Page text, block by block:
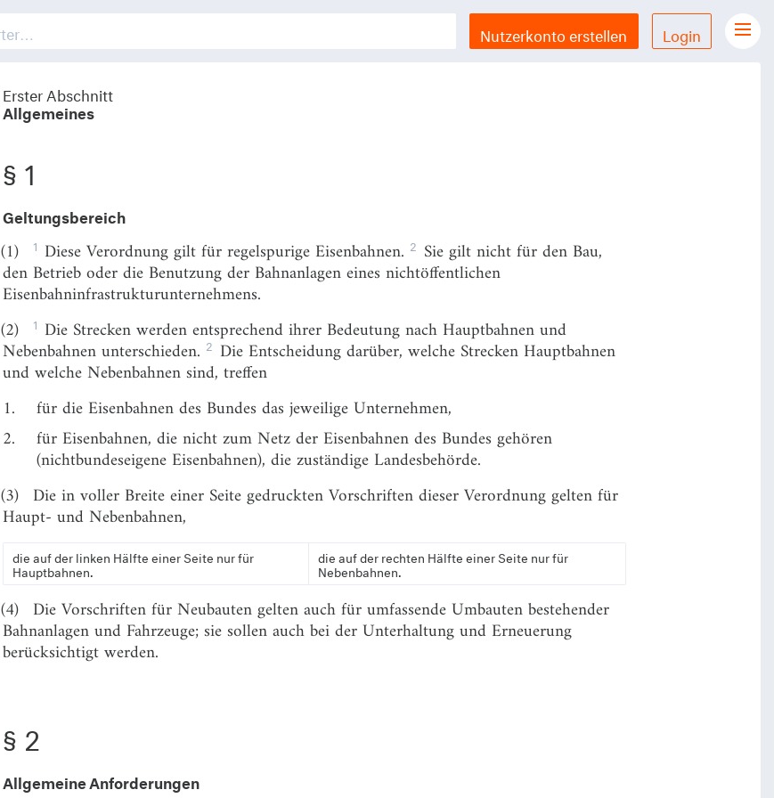
Nutzerkonto erstellen Login
Gesetze Übersicht
Datenschutzerklärung
Impressum
Erster Abschnitt
Allgemeines
§ 1
Geltungsbereich
(1) 1 Diese Verordnung gilt für regelspurige Eisenbahnen. 2 Sie gilt nicht für den Bau,
den Betrieb oder die Benutzung der Bahnanlagen eines nichtöffentlichen
Eisenbahninfrastrukturunternehmens.
(2)
1 Die Strecken werden entsprechend ihrer Bedeutung nach Hauptbahnen und
Nebenbahnen unterschieden. 2 Die Entscheidung darüber, welche Strecken Hauptbahnen
und welche Nebenbahnen sind, treffen
1.
für die Eisenbahnen des Bundes das jeweilige Unternehmen,
2.
für Eisenbahnen, die nicht zum Netz der Eisenbahnen des Bundes gehören
(nichtbundeseigene Eisenbahnen), die zuständige Landesbehörde.
(3) Die in voller Breite einer Seite gedruckten Vorschriften dieser Verordnung gelten für
Haupt- und Nebenbahnen,
die auf der linken Hälfte einer Seite nur für
Hauptbahnen.
die auf der rechten Hälfte einer Seite nur für
Nebenbahnen.
(4) Die Vorschriften für Neubauten gelten auch für umfassende Umbauten bestehender
Bahnanlagen und Fahrzeuge; sie sollen auch bei der Unterhaltung und Erneuerung
berücksichtigt werden.
§ 2
Allgemeine Anforderungen